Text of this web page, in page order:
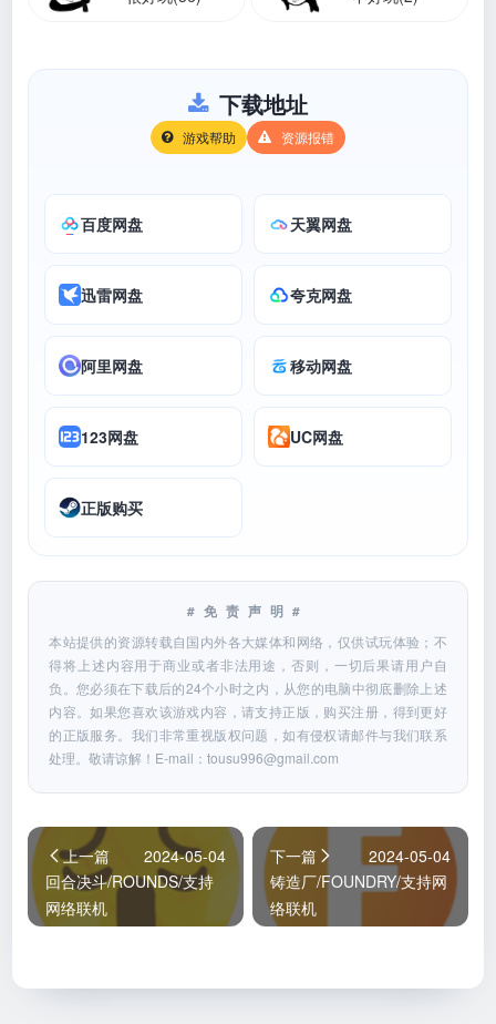
下载地址
游戏帮助 资源报错
百度网盘 天翼网盘
迅雷网盘 夸克网盘
阿里网盘 移动网盘
123网盘 UC网盘
正版购买
#免责声明#
本站提供的资源转载自国内外各大媒体和网络，仅供试玩体验；不
得将上述内容用于商业或者非法用途，否则，一切后果请用户自
负。您必须在下载后的24个小时之内，从您的电脑中彻底删除上述
内容。如果您喜欢该游戏内容，请支持正版，购买注册，得到更好
的正版服务。我们非常重视版权问题，如有侵权请邮件与我们联系
处理。敬请谅解！E-mail：tousu996@gmail.com
上一篇
2024-05-04
回合决斗/ROUNDS/支持
网络联机
下一篇
2024-05-04
铸造厂/FOUNDRY/支持网
络联机